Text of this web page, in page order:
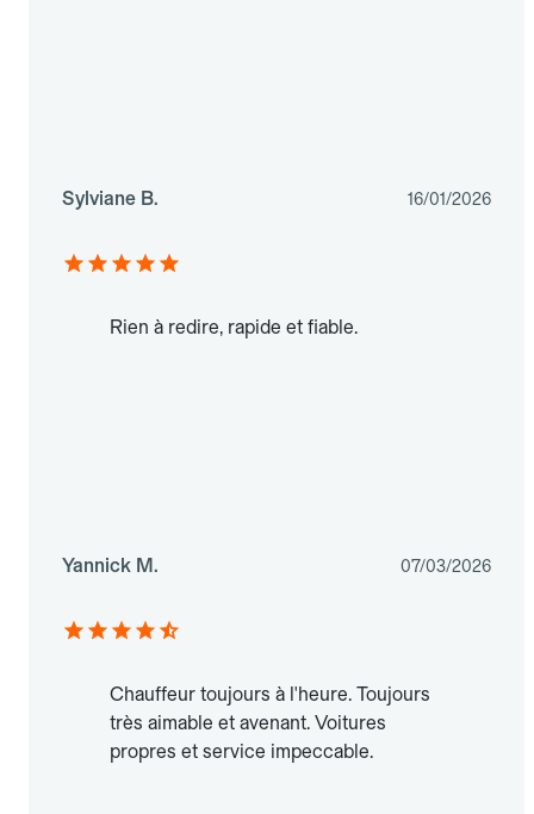
Sylviane B. 16/01/2026
Rien à redire, rapide et fiable.
Yannick M. 07/03/2026
Chauffeur toujours à l'heure. Toujours
très aimable et avenant. Voitures
propres et service impeccable.